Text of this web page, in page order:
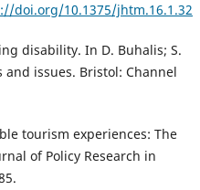
doi.org/10.1375/jhtm.16.1.32
disability. In D. Buhalis; S.
and issues. Bristol: Channel
tourism experiences: The
of Policy Research in